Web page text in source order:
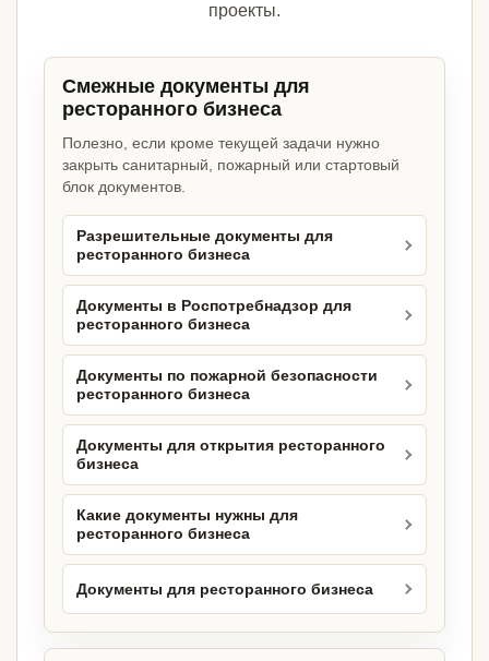
проекты.
Смежные документы для
ресторанного бизнеса
Полезно, если кроме текущей задачи нужно
закрыть санитарный, пожарный или стартовый
блок документов.
Разрешительные документы для
ресторанного бизнеса
Документы в Роспотребнадзор для
ресторанного бизнеса
Документы по пожарной безопасности
ресторанного бизнеса
Документы для открытия ресторанного
бизнеса
Какие документы нужны для
ресторанного бизнеса
Документы для ресторанного бизнеса